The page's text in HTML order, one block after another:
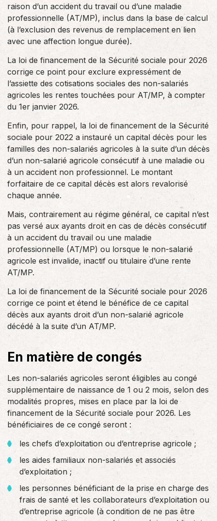
raison d’un accident du travail ou d’une maladie
professionnelle (AT/MP), inclus dans la base de calcul
(à l’exclusion des revenus de remplacement en lien
avec une affection longue durée).
La loi de financement de la Sécurité sociale pour 2026
corrige ce point pour exclure expressément de
l’assiette des cotisations sociales des non-salariés
agricoles les rentes touchées pour AT/MP, à compter
du 1er janvier 2026.
Enfin, pour rappel, la loi de financement de la Sécurité
sociale pour 2022 a instauré un capital décès pour les
familles des non-salariés agricoles à la suite d’un décès
d’un non-salarié agricole consécutif à une maladie ou
à un accident non professionnel. Le montant
forfaitaire de ce capital décès est alors revalorisé
chaque année.
Mais, contrairement au régime général, ce capital n’est
pas versé aux ayants droit en cas de décès consécutif
à un accident du travail ou une maladie
professionnelle (AT/MP) ou lorsque le non-salarié
agricole est invalide, inactif ou titulaire d’une rente
AT/MP.
La loi de financement de la Sécurité sociale pour 2026
corrige ce point et étend le bénéfice de ce capital
décès aux ayants droit d’un non-salarié agricole
décédé à la suite d’un AT/MP.
En matière de congés
Les non-salariés agricoles seront éligibles au congé
supplémentaire de naissance de 1 ou 2 mois, selon des
modalités propres, mises en place par la loi de
financement de la Sécurité sociale pour 2026. Les
bénéficiaires de ce congé seront :
les chefs d’exploitation ou d’entreprise agricole ;
les aides familiaux non-salariés et associés
d’exploitation ;
les personnes bénéficiant de la prise en charge des
frais de santé et les collaborateurs d’exploitation ou
d’entreprise agricole (à condition de ne pas être